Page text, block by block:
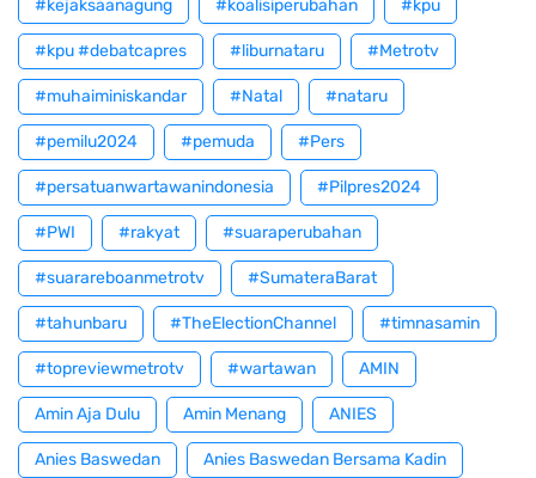
#kejaksaanagung #koalisiperubahan #kpu
#kpu #debatcapres #liburnataru #Metrotv
#muhaiminiskandar #Natal #nataru
#pemilu2024 #pemuda #Pers
#persatuanwartawanindonesia #Pilpres2024
#PWI #rakyat #suaraperubahan
#suarareboanmetrotv #SumateraBarat
#tahunbaru #TheElectionChannel #timnasamin
#topreviewmetrotv #wartawan AMIN
Amin Aja Dulu Amin Menang ANIES
Anies Baswedan Anies Baswedan Bersama Kadin